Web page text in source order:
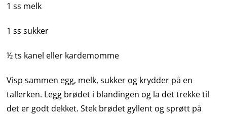
1 ss melk
1 ss sukker
½ ts kanel eller kardemomme
Visp sammen egg, melk, sukker og krydder på en
tallerken. Legg brødet i blandingen og la det trekke til
det er godt dekket. Stek brødet gyllent og sprøtt på